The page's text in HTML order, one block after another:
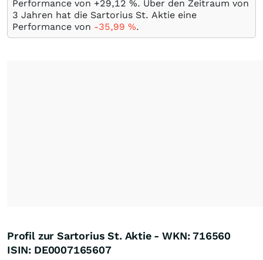
Performance von +29,12 %. Über den Zeitraum von
3 Jahren hat die Sartorius St. Aktie eine
Performance von -35,99 %.
Profil zur Sartorius St. Aktie - WKN: 716560
ISIN: DE0007165607